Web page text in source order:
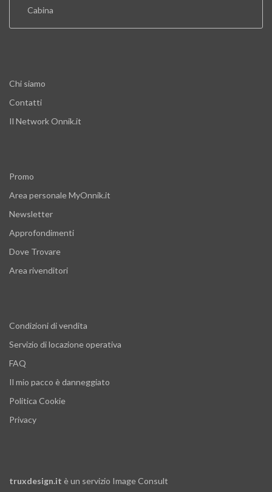
Cabina
Chi siamo
Contatti
Il Network Onnik.it
Promo
Area personale MyOnnik.it
Newsletter
Approfondimenti
Dove Trovare
Area rivenditori
Condizioni di vendita
Servizio di locazione operativa
FAQ
Il mio pacco è danneggiato
Politica Cookie
Privacy
truxdesign.it è un servizio Image Consult